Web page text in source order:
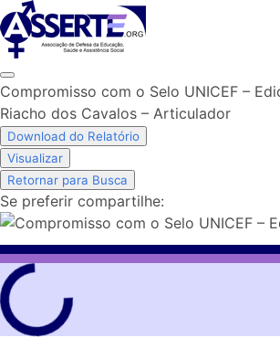
Skip
to
content
Compromisso com o Selo UNICEF –
Riacho dos Cavalos – Articulador
Download do Relatório
Visualizar
Retornar para Busca
Se preferir compartilhe: